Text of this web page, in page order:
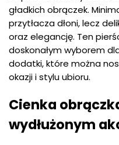
gładkich obrączek.
przytłacza dłoni, lecz
oraz elegancję. Ten
doskonałym wyborem
dodatki, które można
okazji i stylu ubioru.
Cienka
wydłużonym